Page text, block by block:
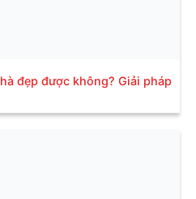
đẹp được không? Giải pháp